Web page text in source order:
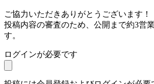
ご協力いただきありがとうございます！
投稿内容の審査のため、公開まで約3営
す。
ログインが必要です